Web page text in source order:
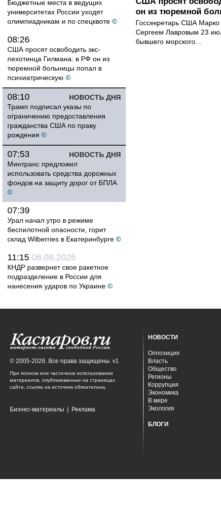
Бюджетные места в ведущих
университетах России уходят
олимпиадникам и по спецквоте ©
08:26
США просят освободить экс-
пехотинца Гилмана: в РФ он из
тюремной больницы попал в
психиатрическую ©
НОВОСТЬ ДНЯ
08:10
Трамп подписал указы по
ограничению предоставления
гражданства США по праву
рождения ©
НОВОСТЬ ДНЯ
07:53
Минтранс предложил
использовать средства дорожных
фондов на защиту дорог от БПЛА
©
07:39
Урал начал утро в режиме
беспилотной опасности, горит
склад Wilberries в Екатеринбурге ©
11:15 06.08.2026
КНДР развернет свое ракетное
подразделение в России для
нанесения ударов по Украине ©
он из тюремной
Госсекретарь США
Сергеем Лавровым 23
бывшего морского...
© 2005-2026. Все права защищены. v1
При полном или частичном использовании
материалов, опубликованных на страницах
сайта, ссылка на источник обязательна.
Бизнес-материалы Реклама
НОВОСТИ
Оппозиция
Власть
Общество
Регионы
Коррупция
Экономика
В мире
Экология
БЛОГИ